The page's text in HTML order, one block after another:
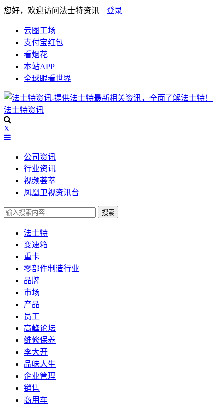
您好，欢迎访问法士特资讯 | 登录
云图工场
支付宝红包
看烟花
本站APP
全球眼看世界
法士特资讯
X
公司资讯
行业资讯
视频荟萃
凤凰卫视资讯台
搜索
法士特
变速箱
重卡
零部件制造行业
品牌
市场
产品
员工
高峰论坛
维修保养
李大开
品味人生
企业管理
销售
商用车